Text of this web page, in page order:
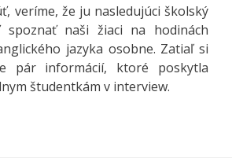
veríme, že ju nasledujúci školský
naši žiaci na hodinách
jazyka osobne. Zatiaľ si
pár informácií, ktoré poskytla
študentkám v interview.